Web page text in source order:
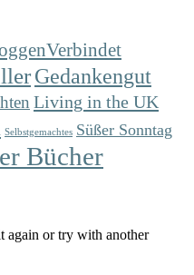
Gedankengut
Living in the UK
Selbstgemachtes Süßer Sonntag
Bücher
again or try with another